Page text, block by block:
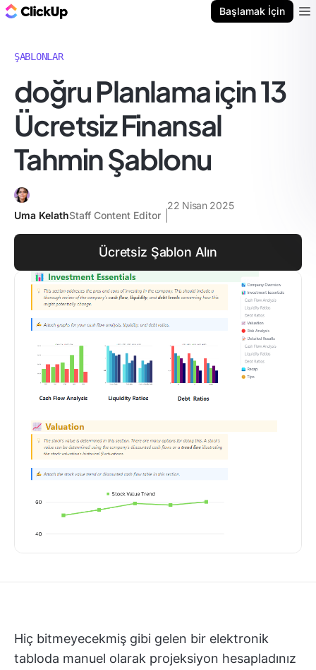
Başlamak İçin
ŞABLONLAR
doğru Planlama için 13
Ücretsiz Finansal
Tahmin Şablonu
Uma KelathStaff Content Editor
22 Nisan 2025
Ücretsiz Şablon Alın
Hiç bitmeyecekmiş gibi gelen bir elektronik
tabloda manuel olarak projeksiyon hesapladınız